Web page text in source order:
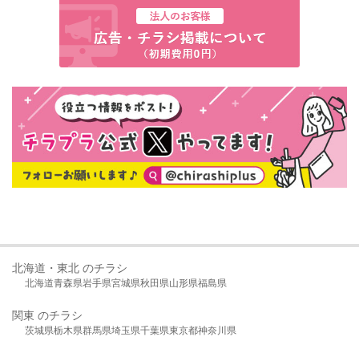
北海道・東北 のチラシ
北海道青森県岩手県宮城県秋田県山形県福島県
関東 のチラシ
茨城県栃木県群馬県埼玉県千葉県東京都神奈川県